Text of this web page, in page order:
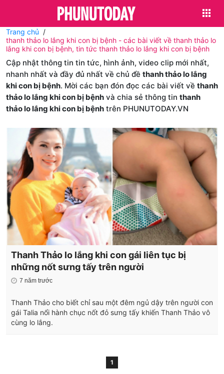
Trang chủ
thanh thảo lo lắng khi con bị bệnh - các bài viết về thanh thảo lo
lắng khi con bị bệnh, tin tức thanh thảo lo lắng khi con bị bệnh
Cập nhật thông tin tin tức, hình ảnh, video clip mới nhất,
nhanh nhất và đầy đủ nhất về chủ đề thanh thảo lo lắng
khi con bị bệnh. Mời các bạn đón đọc các bài viết về thanh
thảo lo lắng khi con bị bệnh và chia sẻ thông tin thanh
thảo lo lắng khi con bị bệnh trên PHUNUTODAY.VN
Thanh Thảo lo lắng khi con gái liên tục bị
những nốt sưng tấy trên người
7 năm trước
Thanh Thảo cho biết chỉ sau một đêm ngủ dậy trên người con
gái Talia nổi hành chục nốt đỏ sưng tấy khiến Thanh Thảo vô
cùng lo lắng.
1